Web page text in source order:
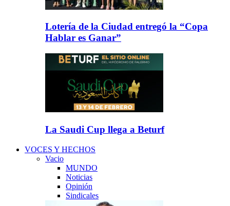
Lotería de la Ciudad entregó la “Copa
Hablar es Ganar”
La Saudi Cup llega a Beturf
VOCES Y HECHOS
Vacio
MUNDO
Noticias
Opinión
Sindicales